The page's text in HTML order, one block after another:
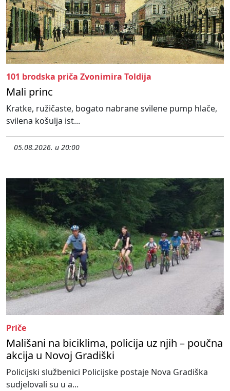
101 brodska priča Zvonimira Toldija
Mali princ
Kratke, ružičaste, bogato nabrane svilene pump hlače,
svilena košulja ist...
05.08.2026. u 20:00
Priče
Mališani na biciklima, policija uz njih – poučna
akcija u Novoj Gradiški
Policijski službenici Policijske postaje Nova Gradiška
sudjelovali su u a...